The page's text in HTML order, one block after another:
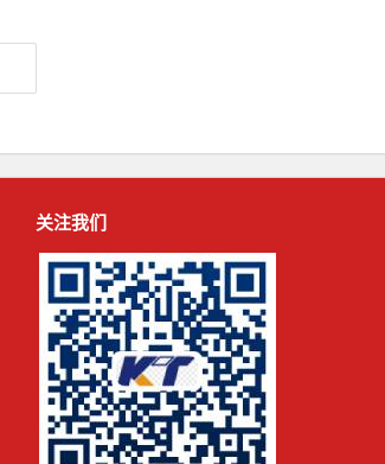
关注我们